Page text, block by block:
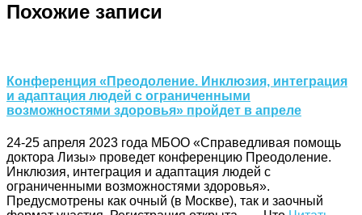
Похожие записи
Конференция «Преодоление. Инклюзия, интеграция
и адаптация людей с ограниченными
возможностями здоровья» пройдет в апреле
24-25 апреля 2023 года МБОО «Справедливая помощь
доктора Лизы» проведет конференцию Преодоление.
Инклюзия, интеграция и адаптация людей с
ограниченными возможностями здоровья».
Предусмотрены как очный (в Москве), так и заочный